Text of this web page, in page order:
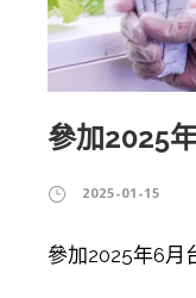
參加2025
2025-01-15
參加2025年6月